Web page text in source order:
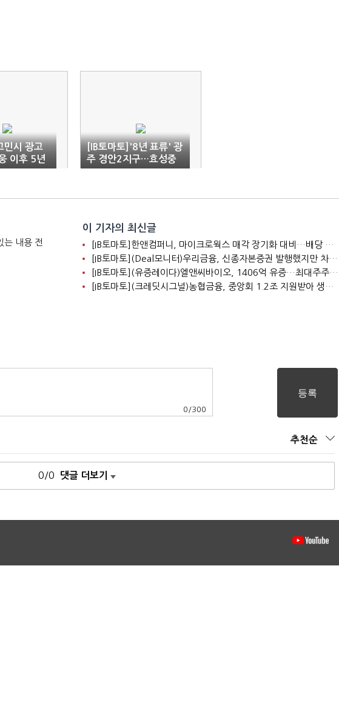
민시 광고
이후 5년
[IB토마토]'8년 표류' 광
주 경안2지구…효성중
공업으로 시공사 교체
는 내용 전
이 기자의 최신글
[IB토마토]한앤컴퍼니, 마이크로웍스 매각 장기화 대비…배당 회수판 깔았다
[IB토마토](Deal모니터)우리금융, 신종자본증권 발행했지만 차환금리 '부담'
[IB토마토](유증레이다)엘앤씨바이오, 1406억 유증…최대주주는 절반만 청약
[IB토마토](크레딧시그널)농협금융, 중앙회 1.2조 지원받아 생산적금융 확대
0 /300
추천순
0/0 댓글 더보기